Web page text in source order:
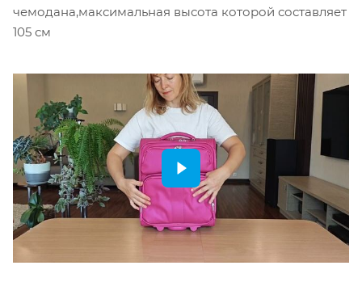
чемодана,максимальная высота которой составляет
105 см